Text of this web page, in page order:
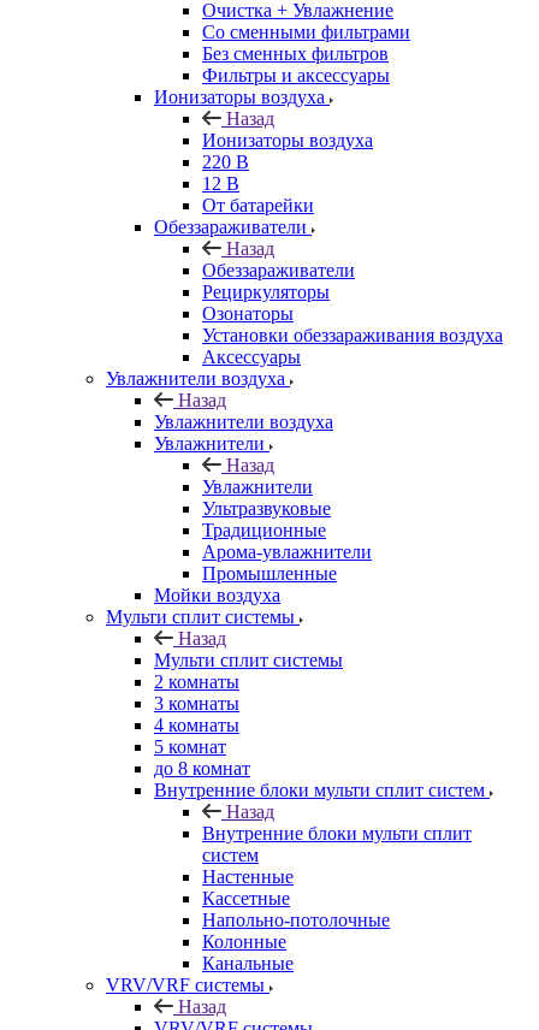
Очистка + Увлажнение
Cо сменными фильтрами
Без сменных фильтров
Фильтры и аксессуары
Ионизаторы воздуха
Назад
Ионизаторы воздуха
220 В
12 В
От батарейки
Обеззараживатели
Назад
Обеззараживатели
Рециркуляторы
Озонаторы
Установки обеззараживания воздуха
Аксессуары
Увлажнители воздуха
Назад
Увлажнители воздуха
Увлажнители
Назад
Увлажнители
Ультразвуковые
Традиционные
Арома-увлажнители
Промышленные
Мойки воздуха
Мульти сплит системы
Назад
Мульти сплит системы
2 комнаты
3 комнаты
4 комнаты
5 комнат
до 8 комнат
Внутренние блоки мульти сплит систем
Назад
Внутренние блоки мульти сплит
систем
Настенные
Кассетные
Напольно-потолочные
Колонные
Канальные
VRV/VRF системы
Назад